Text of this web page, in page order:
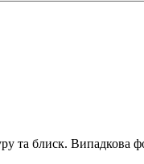
блиск. Випадкова